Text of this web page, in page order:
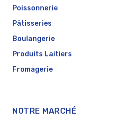
Poissonnerie
Pâtisseries
Boulangerie
Produits Laitiers
Fromagerie
NOTRE MARCHÉ